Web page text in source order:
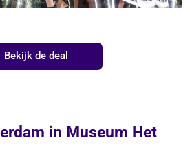
Bekijk de deal
in Museum Het